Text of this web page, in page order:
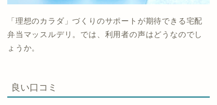
「理想のカラダ」づくりのサポートが期待できる宅配
弁当マッスルデリ。では、利用者の声はどうなのでし
ょうか。
良い口コミ